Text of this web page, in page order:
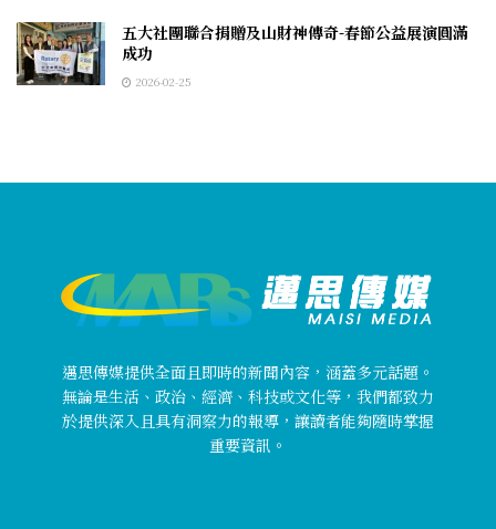
五大社團聯合捐贈及山財神傳奇-春節公益展演圓滿
成功
2026-02-25
邁思傳媒提供全面且即時的新聞內容，涵蓋多元話題。
無論是生活、政治、經濟、科技或文化等，我們都致力
於提供深入且具有洞察力的報導，讓讀者能夠隨時掌握
重要資訊。